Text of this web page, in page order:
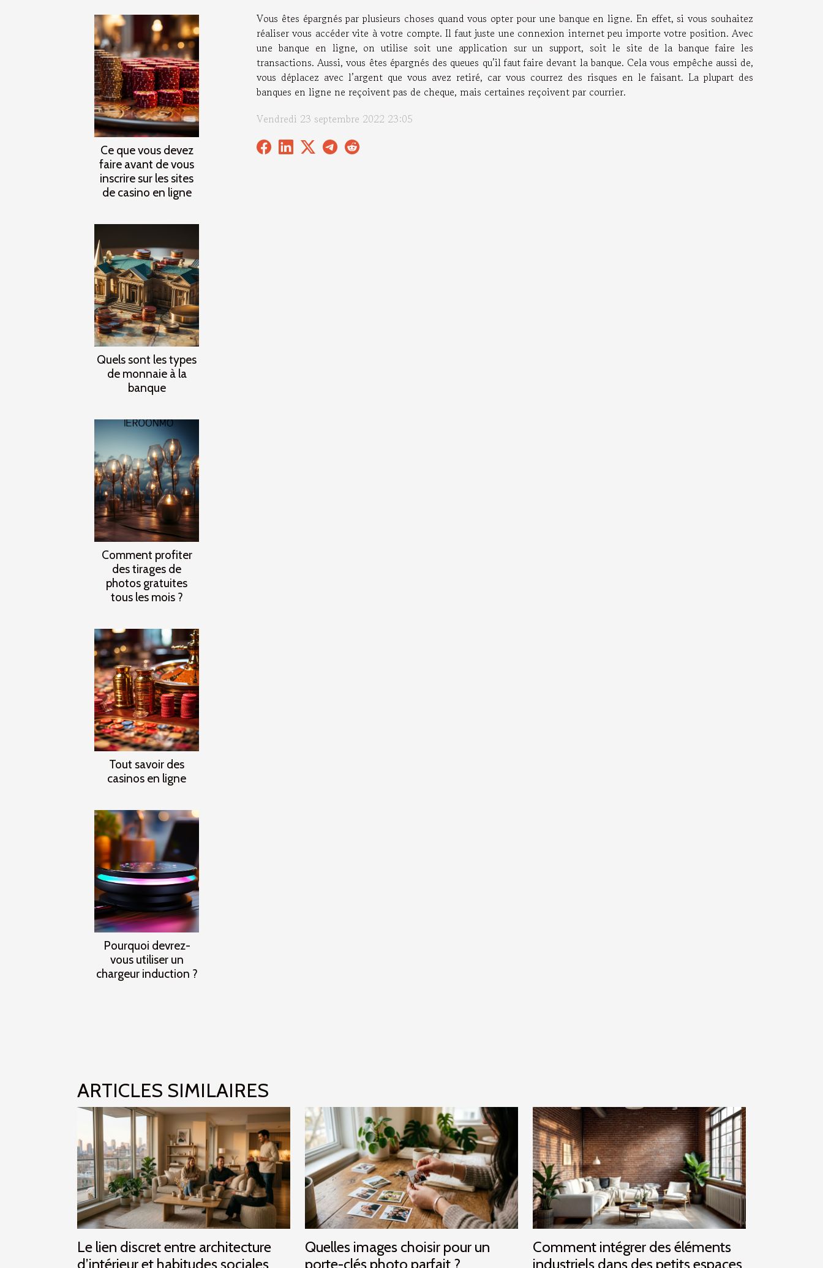
Ce que vous devez
faire avant de vous
inscrire sur les sites
de casino en ligne
Quels sont les types
de monnaie à la
banque
Comment profiter
des tirages de
photos gratuites
tous les mois ?
Tout savoir des
casinos en ligne
Pourquoi devrez-
vous utiliser un
chargeur induction ?
Vous êtes épargnés par plusieurs choses quand vous opter pour une banque en ligne. En effet, si vous souhaitez
réaliser vous accéder vite à votre compte. Il faut juste une connexion internet peu importe votre position. Avec
une banque en ligne, on utilise soit une application sur un support, soit le site de la banque faire les
transactions. Aussi, vous êtes épargnés des queues qu’il faut faire devant la banque. Cela vous empêche aussi de,
vous déplacez avec l’argent que vous avez retiré, car vous courrez des risques en le faisant. La plupart des
banques en ligne ne reçoivent pas de cheque, mais certaines reçoivent par courrier.
Vendredi 23 septembre 2022 23:05
ARTICLES SIMILAIRES
Le lien discret entre architecture
d’intérieur et habitudes sociales
Quelles images choisir pour un
porte-clés photo parfait ?
Comment intégrer des éléments
industriels dans des petits espaces